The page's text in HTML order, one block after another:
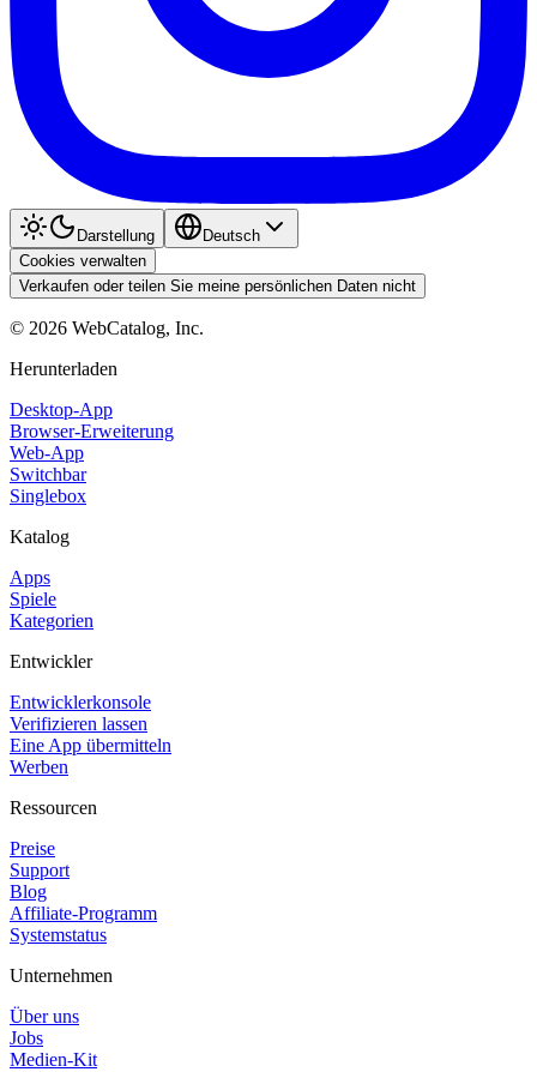
Darstellung
Deutsch
Cookies verwalten
Verkaufen oder teilen Sie meine persönlichen Daten nicht
© 2026 WebCatalog, Inc.
Herunterladen
Desktop-App
Browser-Erweiterung
Web-App
Switchbar
Singlebox
Katalog
Apps
Spiele
Kategorien
Entwickler
Entwicklerkonsole
Verifizieren lassen
Eine App übermitteln
Werben
Ressourcen
Preise
Support
Blog
Affiliate-Programm
Systemstatus
Unternehmen
Über uns
Jobs
Medien-Kit